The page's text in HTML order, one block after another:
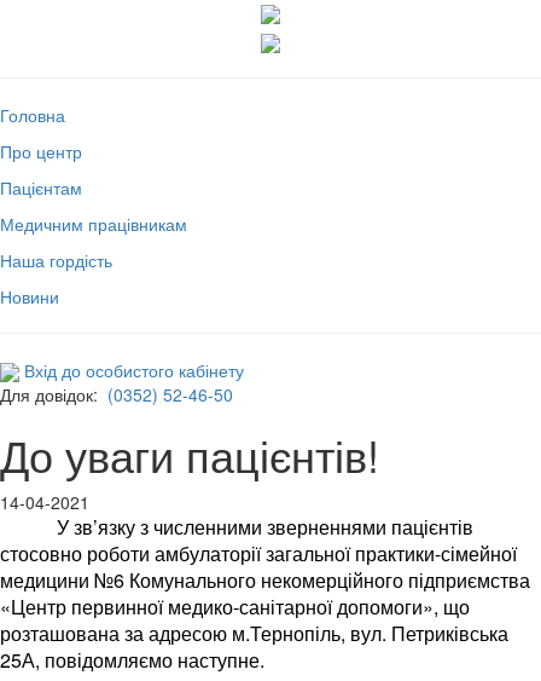
Головна
Про центр
Пацієнтам
Медичним працівникам
Наша гордість
Новини
Вхід до особистого кабінету
Для довідок: (0352) 52-46-50
До уваги пацієнтів!
14-04-2021
У зв’язку з численними зверненнями пацієнтів
стосовно роботи амбулаторії загальної практики-сімейної
медицини №6 Комунального некомерційного підприємства
«Центр первинної медико-санітарної допомоги», що
розташована за адресою м.Тернопіль, вул. Петриківська
25А, повідомляємо наступне.